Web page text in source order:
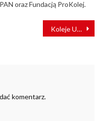
oraz Fundacją ProKolej.
Koleje Ukraińskie sprzedają coraz więcej biletów online
komentarz.